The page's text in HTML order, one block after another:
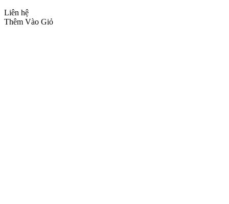
Liên hệ
Thêm Vào Giỏ